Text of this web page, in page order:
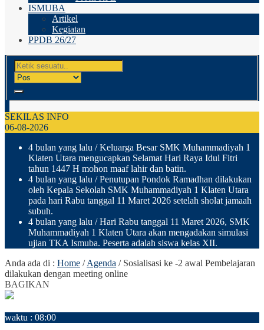
ISMUBA
Artikel
Kegiatan
PPDB 26/27
SEKILAS INFO
06-08-2026
4 bulan yang lalu / Keluarga Besar SMK Muhammadiyah 1
Klaten Utara mengucapkan Selamat Hari Raya Idul Fitri
tahun 1447 H mohon maaf lahir dan batin.
4 bulan yang lalu / Penutupan Pondok Ramadhan dilakukan
oleh Kepala Sekolah SMK Muhammadiyah 1 Klaten Utara
pada hari Rabu tanggal 11 Maret 2026 setelah sholat jamaah
subuh.
4 bulan yang lalu / Hari Rabu tanggal 11 Maret 2026, SMK
Muhammadiyah 1 Klaten Utara akan mengadakan simulasi
ujian TKA Ismuba. Peserta adalah siswa kelas XII.
Anda ada di : Home /Agenda / Sosialisasi ke -2 awal Pembelajaran
dilakukan dengan meeting online
BAGIKAN
waktu : 08:00